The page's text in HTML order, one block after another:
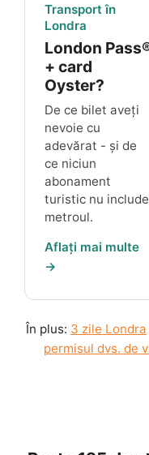
Transport în
Londra
London
+ card
Oyster?
De ce bilet aveți
nevoie cu
adevărat - și de
ce niciun
abonament
turistic nu include
metroul.
Aflați mai multe
→
În plus: 3 zile Londra
permisul dvs. de